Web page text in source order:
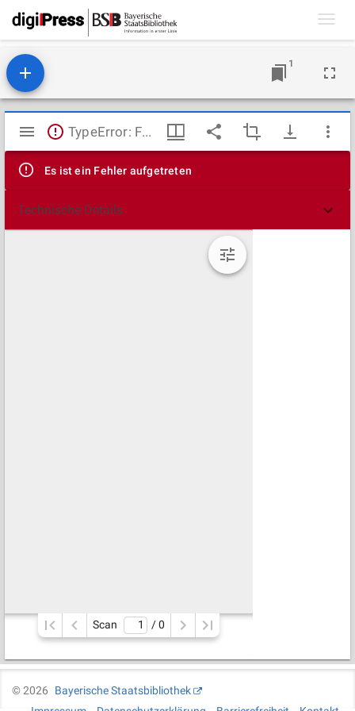
1
Mirador
Viewer
TypeError: Failed to fetch
Es ist ein Fehler aufgetreten
Technische Details
Scan / 0
©2026
Bayerische Staatsbibliothek